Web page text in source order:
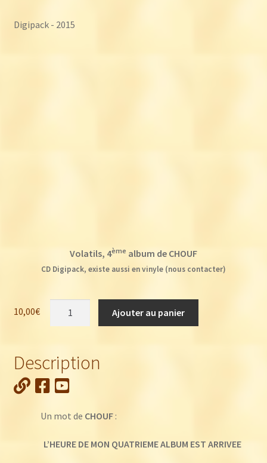
Digipack - 2015
Volatils, 4ème album de CHOUF
CD Digipack, existe aussi en vinyle (nous contacter)
10,00€
Volatils
Ajouter au panier
Description
Un mot de CHOUF:
L’HEURE DE MON QUATRIEME ALBUM EST ARRIVEE